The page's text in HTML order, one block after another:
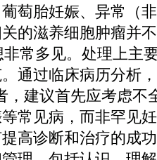
萄胎妊娠、异常（
的滋养细胞肿瘤并
常多见。处理上主
通过临床病历分析
，建议首先应考虑不
常见病，而非罕见
高诊断和治疗的成